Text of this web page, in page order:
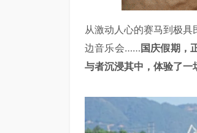
从激动人心的赛马到极
边音乐会…… 国庆假期，
与者沉浸其中，体验了一